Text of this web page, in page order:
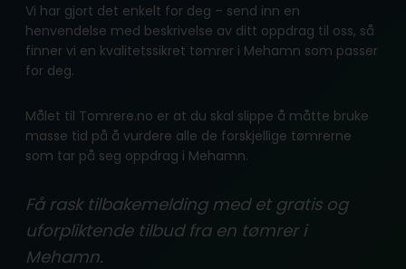
Vi har gjort det enkelt for deg – send inn en
henvendelse med beskrivelse av ditt oppdrag til oss, så
finner vi en kvalitetssikret tømrer i Mehamn som passer
for deg.
Målet til Tomrere.no er at du skal slippe å måtte bruke
masse tid på å vurdere alle de forskjellige tømrerne
som tar på seg oppdrag i Mehamn.
Få rask tilbakemelding med et gratis og
uforpliktende tilbud fra en tømrer i
Mehamn.